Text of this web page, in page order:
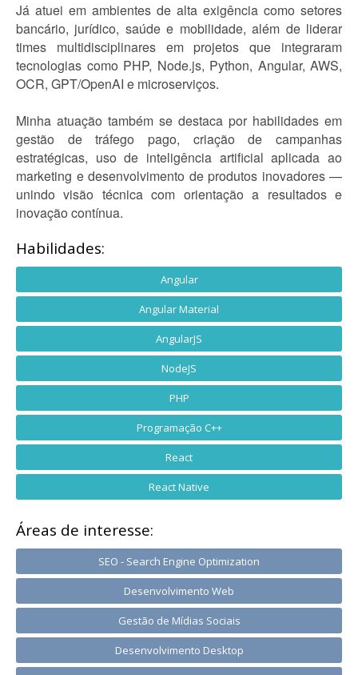
Já atuei em ambientes de alta exigência como setores
bancário, jurídico, saúde e mobilidade, além de liderar
times multidisciplinares em projetos que integraram
tecnologias como PHP, Node.js, Python, Angular, AWS,
OCR, GPT/OpenAI e microserviços.
Minha atuação também se destaca por habilidades em
gestão de tráfego pago, criação de campanhas
estratégicas, uso de inteligência artificial aplicada ao
marketing e desenvolvimento de produtos inovadores —
unindo visão técnica com orientação a resultados e
inovação contínua.
Habilidades:
Angular
Angular Material
AngularJS
NodeJS
PHP
Programação C++
React
React Native
Áreas de interesse:
SEO - Search Engine Optimization
Desenvolvimento Web
Gestão de Mídias Sociais
Desenvolvimento Desktop